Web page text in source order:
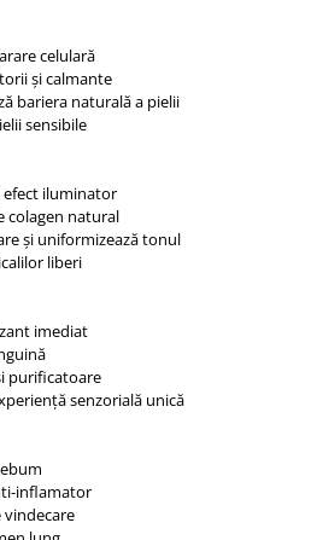
celulară
și calmante
bariera naturală a pielii
sensibile
iluminator
colagen natural
și uniformizează tonul
liberi
imediat
purificatoare
senzorială unică
inflamator
vindecare